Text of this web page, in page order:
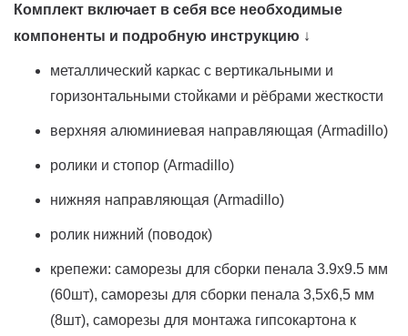
Комплект включает в себя все необходимые
компоненты и подробную инструкцию ↓
металлический каркас с вертикальными и
горизонтальными стойками и рёбрами жесткости
верхняя алюминиевая направляющая (Armadillo)
ролики и стопор (Armadillo)
нижняя направляющая (Armadillo)
ролик нижний (поводок)
крепежи: саморезы для сборки пенала 3.9х9.5 мм
(60шт), саморезы для сборки пенала 3,5х6,5 мм
(8шт), саморезы для монтажа гипсокартона к